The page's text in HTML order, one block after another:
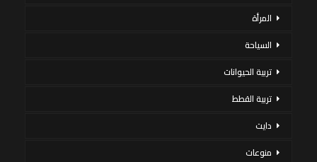
المرأة
السياحة
تربية الحيوانات
تربية القطط
دايت
منوعات